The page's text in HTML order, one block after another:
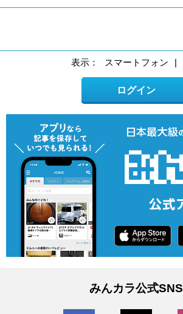
表示： スマートフォン |
ログイン
みんカラ公式SNS